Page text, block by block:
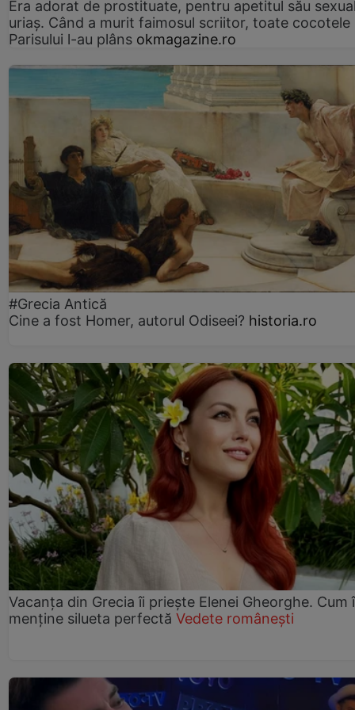
Era adorat de prostituate, pentru apetitul său
uriaș. Când a murit faimosul scriitor, toate cocotele
Parisului l-au plâns okmagazine.ro
#Grecia Antică
Cine a fost Homer, autorul Odiseei? historia.ro
Vacanța din Grecia îi priește Elenei Gheorghe. Cum
menține silueta perfectă Vedete românești